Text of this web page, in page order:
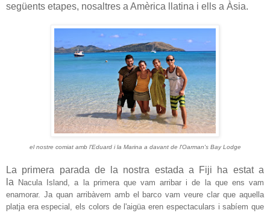
següents etapes, nosaltres a Amèrica llatina i ells a Àsia.
el nostre comiat amb l'Eduard i la Marina a davant de l'Oarman's Bay Lodge
La primera parada de la nostra estada a Fiji ha estat a
la
Nacula Island, a la primera que vam arribar i de la que ens vam
enamorar. Ja quan arribàvem amb el barco vam veure clar que aquella
platja era especial, els colors de l'aigüa eren espectaculars i sabíem que